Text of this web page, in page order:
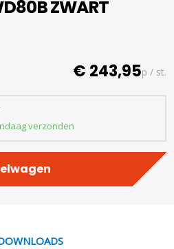
ZWART
€ 243,95p / st.
verzonden